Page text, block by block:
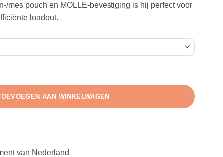
mes pouch en MOLLE-bevestiging is hij perfect voor
loadout.
AAN WINKELWAGEN
van Nederland